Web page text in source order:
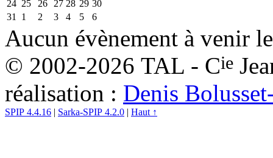
24 25 26 27 28 29 30
31
1 2 3 4 5 6
Aucun évènement à venir
© 2002-2026 TAL - Cie
réalisation : Denis
SPIP 4.4.16 | Sarka-SPIP 4.2.0 | Haut ↑